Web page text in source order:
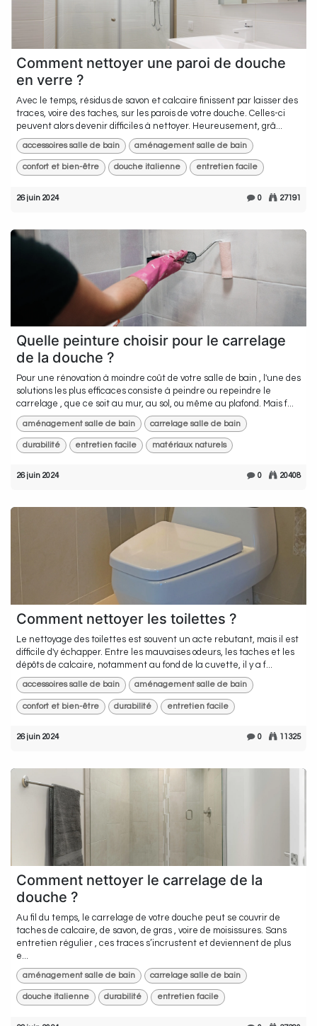
Comment nettoyer une paroi de douche
en verre ?
Avec le temps, résidus de savon et calcaire finissent par laisser des
traces, voire des taches, sur les parois de votre douche. Celles-ci
peuvent alors devenir difficiles à nettoyer. Heureusement, grâ...
accessoires salle de bain aménagement salle de bain
confort et bien-être douche italienne entretien facile
26 juin 2024 0 27191
Quelle peinture choisir pour le carrelage
de la douche ?
Pour une rénovation à moindre coût de votre salle de bain , l'une des
solutions les plus efficaces consiste à peindre ou repeindre le
carrelage , que ce soit au mur, au sol, ou même au plafond. Mais f...
aménagement salle de bain carrelage salle de bain
durabilité entretien facile matériaux naturels
26 juin 2024 0 20408
Comment nettoyer les toilettes ?
Le nettoyage des toilettes est souvent un acte rebutant, mais il est
difficile d'y échapper. Entre les mauvaises odeurs, les taches et les
dépôts de calcaire, notamment au fond de la cuvette, il y a f...
accessoires salle de bain aménagement salle de bain
confort et bien-être durabilité entretien facile
26 juin 2024 0 11325
Comment nettoyer le carrelage de la
douche ?
Au fil du temps, le carrelage de votre douche peut se couvrir de
taches de calcaire, de savon, de gras , voire de moisissures. Sans
entretien régulier , ces traces s’incrustent et deviennent de plus
e...
aménagement salle de bain carrelage salle de bain
douche italienne durabilité entretien facile